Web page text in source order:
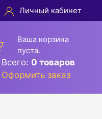
Личный кабинет
Ваша корзина
пуста.
Всего: 0 товаров
Оформить заказ